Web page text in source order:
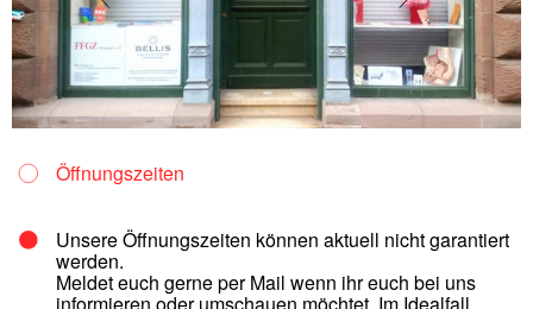
Öffnungszeiten
Unsere Öffnungszeiten können aktuell nicht garantiert
werden.
Meldet euch gerne per Mail wenn ihr euch bei uns
informieren oder umschauen möchtet. Im Idealfall